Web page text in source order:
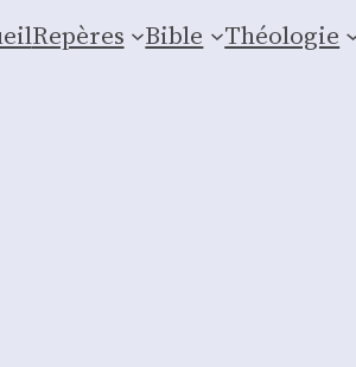
Repères Bible Théologie